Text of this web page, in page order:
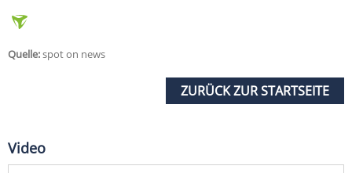
Quelle:spot on news
ZURÜCK ZUR STARTSEITE
Video